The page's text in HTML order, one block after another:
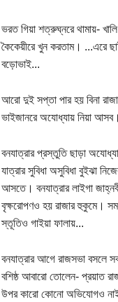
ভরত গিয়া শত্রুঘ্নরে থামায়-
কৈকেয়ীরে খুন করতাম। ...এরে
বড়োভাই...
আরো দুই সপ্তা পার হয় বিনা
ভাইজানরে অযোধ্যায় নিয়া
বনযাত্রার প্রস্তুতি ছাড়া
যাত্রার সুবিধা অসুবিধা বুইঝা
আসতে। বনযাত্রার লাইগা
বৃক্ষরোপণও হয় রাজার হুকুমে।
স্তূতিও গাইয়া ফালায়...
বনযাত্রার আগে রাজসভা বসলে
বশিষ্ঠ আবারো তোলেন- প্রয়াত
উপর কারো কোনো অভিযোগও